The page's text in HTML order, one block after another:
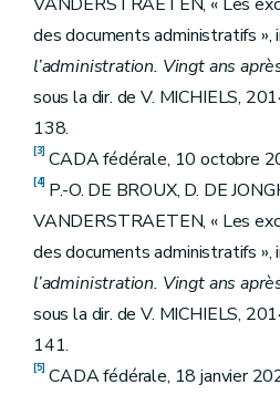
des documents administratifs »,
l’administration. Vingt ans
sous la dir. de V. MICHIELS,
138.
[3] CADA fédérale, 10 octobre
[4] P.-O. DE BROUX, D. DE
VANDERSTRAETEN, « Les
des documents administratifs »,
l’administration. Vingt ans
sous la dir. de V. MICHIELS,
141.
[5] CADA fédérale, 18 janvier